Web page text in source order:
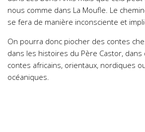
nous comme dans La Moufle. Le
se fera de manière inconsciente et
On pourra donc piocher des contes
dans les histoires du Père Castor,
contes africains, orientaux, nordiques
océaniques.